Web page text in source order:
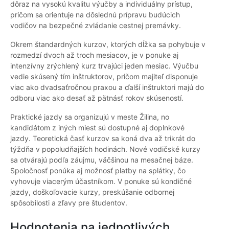
dôraz na vysokú kvalitu výučby a individuálny prístup,
pričom sa orientuje na dôslednú prípravu budúcich
vodičov na bezpečné zvládanie cestnej premávky.
Okrem štandardných kurzov, ktorých dĺžka sa pohybuje v
rozmedzí dvoch až troch mesiacov, je v ponuke aj
intenzívny zrýchlený kurz trvajúci jeden mesiac. Výučbu
vedie skúsený tím inštruktorov, pričom majiteľ disponuje
viac ako dvadsaťročnou praxou a ďalší inštruktori majú do
odboru viac ako desať až pätnásť rokov skúseností.
Praktické jazdy sa organizujú v meste Žilina, no
kandidátom z iných miest sú dostupné aj doplnkové
jazdy. Teoretická časť kurzov sa koná dva až trikrát do
týždňa v popoludňajších hodinách. Nové vodičské kurzy
sa otvárajú podľa záujmu, väčšinou na mesačnej báze.
Spoločnosť ponúka aj možnosť platby na splátky, čo
vyhovuje viacerým účastníkom. V ponuke sú kondičné
jazdy, doškoľovacie kurzy, preskúšanie odbornej
spôsobilosti a zľavy pre študentov.